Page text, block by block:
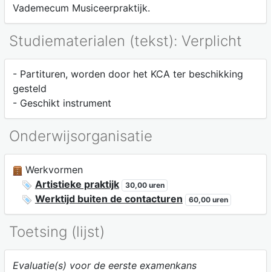
Vademecum Musiceerpraktijk.
Studiematerialen (tekst): Verplicht
- Partituren, worden door het KCA ter beschikking
gesteld
- Geschikt instrument
Onderwijsorganisatie
Werkvormen
Artistieke praktijk
30,00 uren
Werktijd buiten de contacturen 60,00 uren
Toetsing (lijst)
Evaluatie(s) voor de eerste examenkans